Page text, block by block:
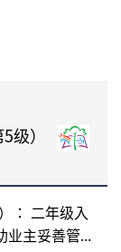
级）
： 二年级入
业主妥善管...